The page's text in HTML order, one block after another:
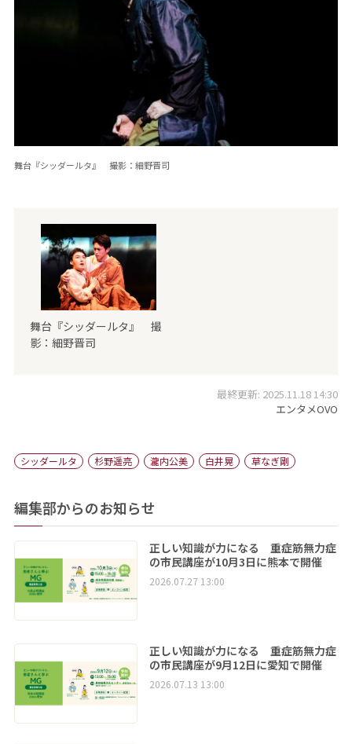
舞台『シッダールタ』 撮影：細野晋司
舞台『シッダールタ』 撮
影：細野晋司
最終更新: 2025.11.18 14:30
エンタメOVO
シッダールタ 杉野遥亮 瀧内公美 白井晃 草なぎ剛
編集部からのお知らせ
正しい知識が力になる 重症筋無力症
の市民講座が10月3日に熊本で開催
2026.07.27 13:00
正しい知識が力になる 重症筋無力症
の市民講座が9月12日に愛知で開催
2026.07.13 13:00